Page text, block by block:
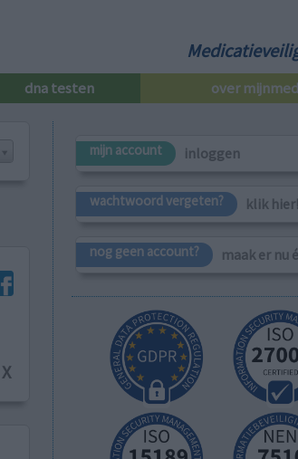
dna testen over
X
mijn account inloggen
wachtwoord vergeten? klik hier!
nog geen account? maak er nu